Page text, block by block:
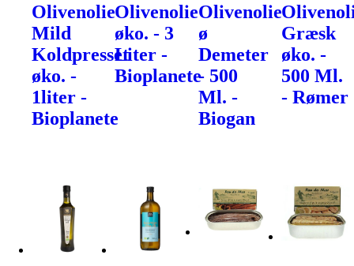
Olivenolie
Mild
Koldpresset
øko. -
1liter -
Bioplanete
Olivenolie
øko. - 3
Liter -
Bioplanete
Olivenolie
ø
Demeter
- 500
Ml. -
Biogan
Græsk
øko. -
500 Ml.
- Rømer